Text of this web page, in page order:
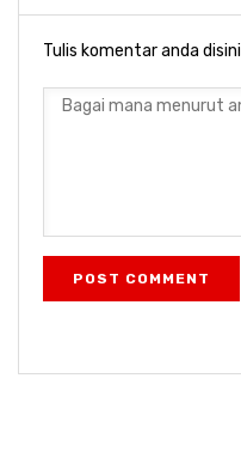
Tulis komentar anda disini
POST COMMENT